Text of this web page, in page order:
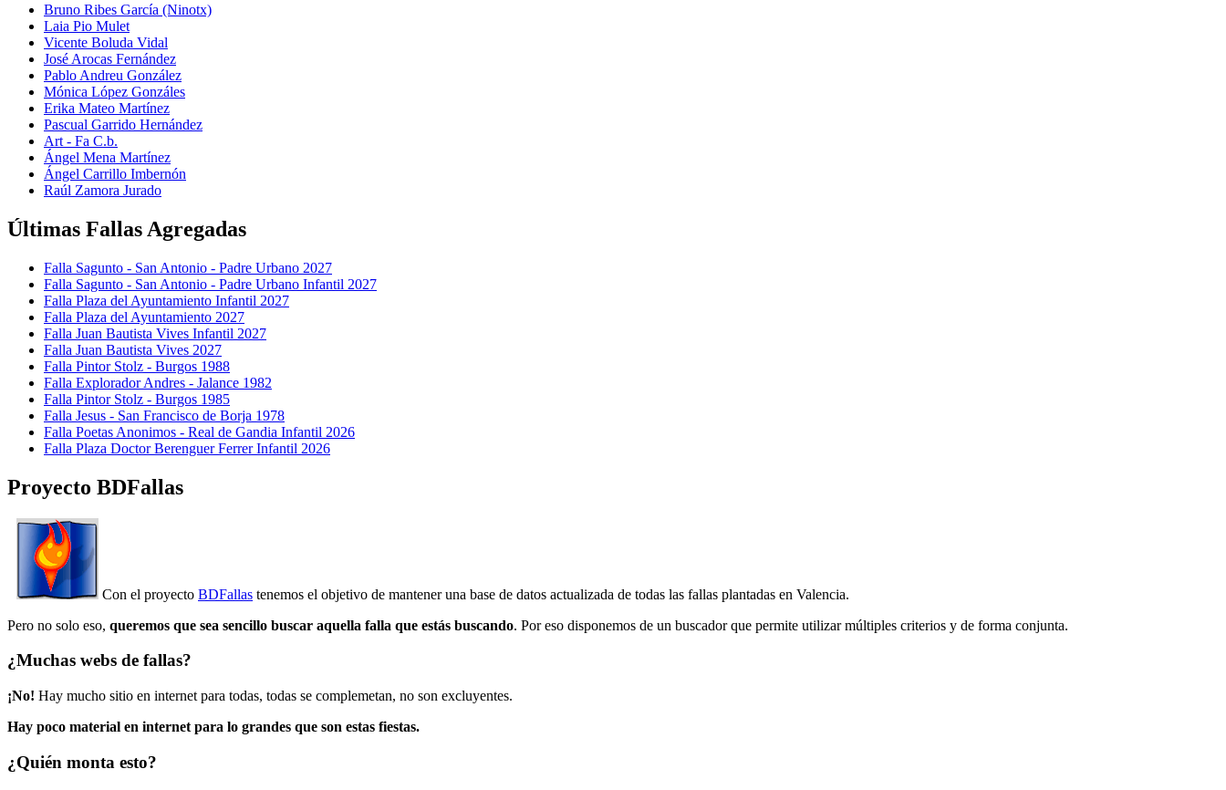
Bruno Ribes García (Ninotx)
Laia Pio Mulet
Vicente Boluda Vidal
José Arocas Fernández
Pablo Andreu González
Mónica López Gonzáles
Erika Mateo Martínez
Pascual Garrido Hernández
Art - Fa C.b.
Ángel Mena Martínez
Ángel Carrillo Imbernón
Raúl Zamora Jurado
Últimas Fallas Agregadas
Falla Sagunto - San Antonio - Padre Urbano 2027
Falla Sagunto - San Antonio - Padre Urbano Infantil 2027
Falla Plaza del Ayuntamiento Infantil 2027
Falla Plaza del Ayuntamiento 2027
Falla Juan Bautista Vives Infantil 2027
Falla Juan Bautista Vives 2027
Falla Pintor Stolz - Burgos 1988
Falla Explorador Andres - Jalance 1982
Falla Pintor Stolz - Burgos 1985
Falla Jesus - San Francisco de Borja 1978
Falla Poetas Anonimos - Real de Gandia Infantil 2026
Falla Plaza Doctor Berenguer Ferrer Infantil 2026
Proyecto BDFallas
Con el proyecto BDFallas tenemos el objetivo de mantener una base de datos actualizada de todas las fallas plantadas en Valencia.
Pero no solo eso, queremos que sea sencillo buscar aquella falla que estás buscando. Por eso disponemos de un buscador que permite utilizar múltiples criterios y de forma conjunta.
¿Muchas webs de fallas?
¡No! Hay mucho sitio en internet para todas, todas se complemetan, no son excluyentes.
Hay poco material en internet para lo grandes que son estas fiestas.
¿Quién monta esto?